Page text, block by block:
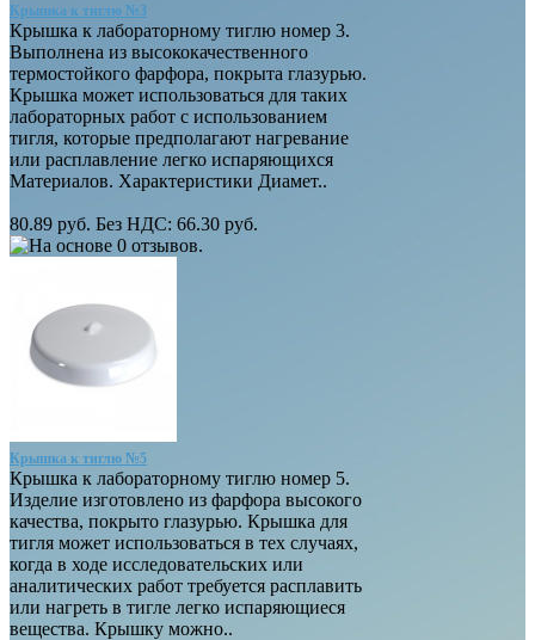
Крышка к тиглю №3
Крышка к лабораторному тиглю номер 3.
Выполнена из высококачественного
термостойкого фарфора, покрыта глазурью.
Крышка может использоваться для таких
лабораторных работ с использованием
тигля, которые предполагают нагревание
или расплавление легко испаряющихся
Материалов. Характеристики Диамет..
80.89 руб. Без НДС: 66.30 руб.
Крышка к тиглю №5
Крышка к лабораторному тиглю номер 5.
Изделие изготовлено из фарфора высокого
качества, покрыто глазурью. Крышка для
тигля может использоваться в тех случаях,
когда в ходе исследовательских или
аналитических работ требуется расплавить
или нагреть в тигле легко испаряющиеся
вещества. Крышку можно..